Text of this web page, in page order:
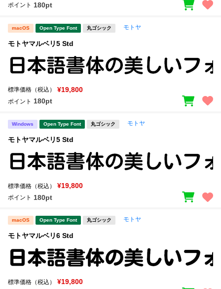
ポイント 180pt
macOS Open Type Font 丸ゴシック モトヤ
モトヤマルベリ5 Std
標準価格（税込） ¥19,800
ポイント 180pt
Windows Open Type Font 丸ゴシック モトヤ
モトヤマルベリ5 Std
標準価格（税込） ¥19,800
ポイント 180pt
macOS Open Type Font 丸ゴシック モトヤ
モトヤマルベリ6 Std
標準価格（税込） ¥19,800